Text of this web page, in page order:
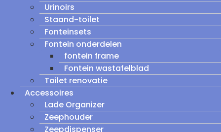
Urinoirs
Staand-toilet
Fonteinsets
Fontein onderdelen
fontein frame
Fontein wastafelblad
Toilet renovatie
Accessoires
Lade Organizer
Zeephouder
Zeepdispenser